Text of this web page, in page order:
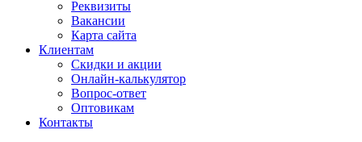
Реквизиты
Вакансии
Карта сайта
Клиентам
Скидки и акции
Онлайн-калькулятор
Вопрос-ответ
Оптовикам
Контакты